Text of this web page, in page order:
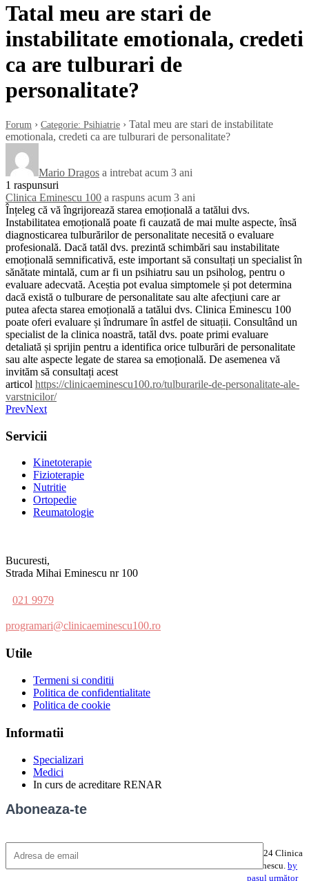
Tatal meu are stari de
instabilitate emotionala, credeti
ca are tulburari de
personalitate?
Forum › Categorie: Psihiatrie › Tatal meu are stari de instabilitate
emotionala, credeti ca are tulburari de personalitate?
Mario Dragos a intrebat acum 3 ani
1 raspunsuri
Clinica Eminescu 100 a raspuns acum 3 ani
Înțeleg că vă îngrijorează starea emoțională a tatălui dvs.
Instabilitatea emoțională poate fi cauzată de mai multe aspecte, însă
diagnosticarea tulburărilor de personalitate necesită o evaluare
profesională. Dacă tatăl dvs. prezintă schimbări sau instabilitate
emoțională semnificativă, este important să consultați un specialist în
sănătate mintală, cum ar fi un psihiatru sau un psiholog, pentru o
evaluare adecvată. Aceștia pot evalua simptomele și pot determina
dacă există o tulburare de personalitate sau alte afecțiuni care ar
putea afecta starea emoțională a tatălui dvs. Clinica Eminescu 100
poate oferi evaluare și îndrumare în astfel de situații. Consultând un
specialist de la clinica noastră, tatăl dvs. poate primi evaluare
detaliată și sprijin pentru a identifica orice tulburări de personalitate
sau alte aspecte legate de starea sa emoțională. De asemenea vă
invităm să consultați acest
articol https://clinicaeminescu100.ro/tulburarile-de-personalitate-ale-
varstnicilor/
PrevNext
Servicii
Kinetoterapie
Fizioterapie
Nutritie
Ortopedie
Reumatologie
Bucuresti,
Strada Mihai Eminescu nr 100
021 9979
programari@clinicaeminescu100.ro
Utile
Termeni si conditii
Politica de confidentialitate
Politica de cookie
Informatii
Specializari
Medici
In curs de acreditare RENAR
Aboneaza-te
©2024 Clinica
Eminescu. by
pasul următor